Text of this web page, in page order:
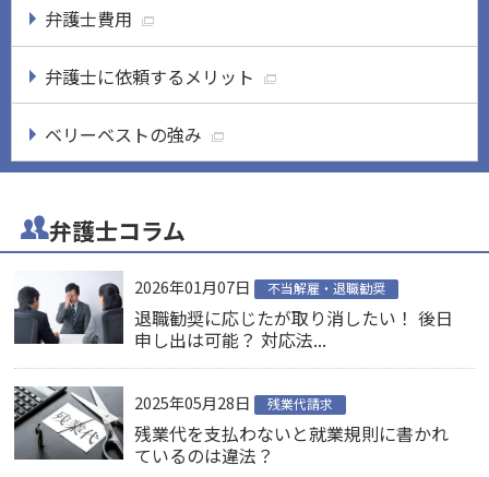
弁護士費用
弁護士に依頼するメリット
ベリーベストの強み
弁護士コラム
2026年01月07日 不当解雇・退職勧奨
退職勧奨に応じたが取り消したい！ 後日
申し出は可能？ 対応法...
2025年05月28日 残業代請求
残業代を支払わないと就業規則に書かれ
ているのは違法？